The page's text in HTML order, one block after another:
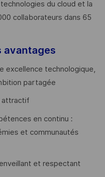
du cloud et la
collaborateurs dans 65
avantages
excellence technologique,
partagée
attractif
en continu :
et communautés
et respectant